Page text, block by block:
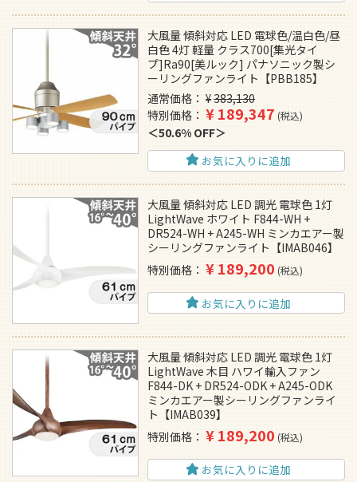
大風量 傾斜対応 LED 電球色/温白色/昼
白色 4灯 軽量 クラス700[集光タイ
プ]Ra90[美ルック] パナソニック製シ
ーリングファンライト【PBB185】
通常価格
¥383,130
特別価格
¥189,347 税込
50.6% OFF
お気に入りに追加
大風量 傾斜対応 LED 調光 電球色 1灯
LightWave ホワイト F844-WH +
DR524-WH + A245-WH ミンカエアー製
シーリングファンライト【IMAB046】
特別価格
¥189,200 税込
お気に入りに追加
大風量 傾斜対応 LED 調光 電球色 1灯
LightWave 木目 ハワイ輸入ファン
F844-DK + DR524-ODK + A245-ODK
ミンカエアー製シーリングファンライ
ト【IMAB039】
特別価格
¥189,200 税込
お気に入りに追加